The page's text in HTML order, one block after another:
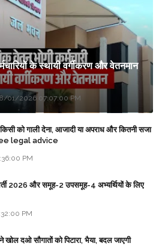
के स्थायी वर्गीकरण और वेतनमान
8/01/2026 07:07:00 PM
को गाली देना, आजादी या अपराध और कितनी सजा
legal advice
PM
2026 और समूह-2 उपसमूह-4 अभ्यर्थियों के लिए
PM
खोल दओ सौगातों को पिटारा, भैया, बदल जाएगी